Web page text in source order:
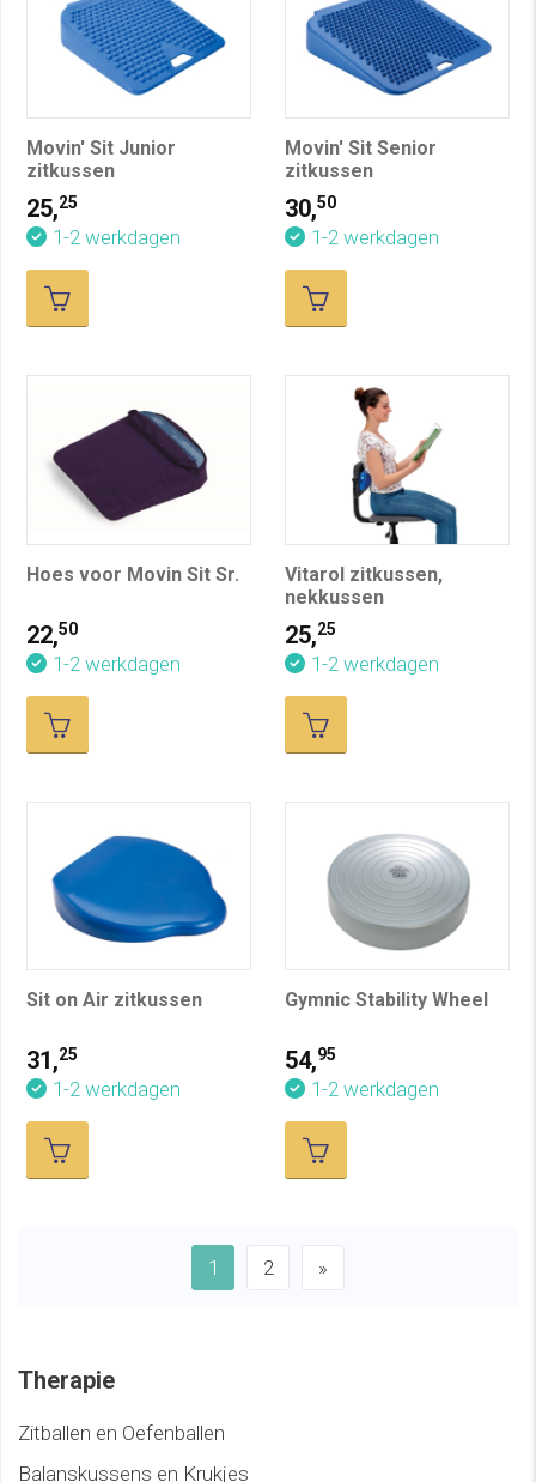
Movin' Sit Junior
zitkussen
25,25
1-2 werkdagen
Movin' Sit Senior
zitkussen
30,50
1-2 werkdagen
Hoes voor Movin Sit Sr.
22,50
1-2 werkdagen
Vitarol zitkussen,
nekkussen
25,25
1-2 werkdagen
Sit on Air zitkussen
31,25
1-2 werkdagen
Gymnic Stability Wheel
54,95
1-2 werkdagen
1 2 »
Therapie
Zitballen en Oefenballen
Balanskussens en Krukjes